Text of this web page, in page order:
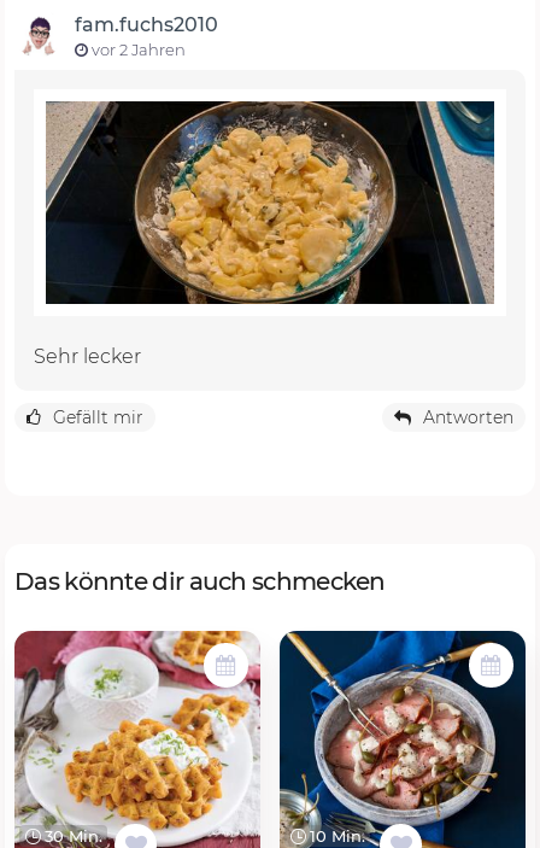
fam.fuchs2010
vor 2 Jahren
Sehr lecker
Gefällt mir Antworten
Das könnte dir auch schmecken
30 Min. 10 Min.